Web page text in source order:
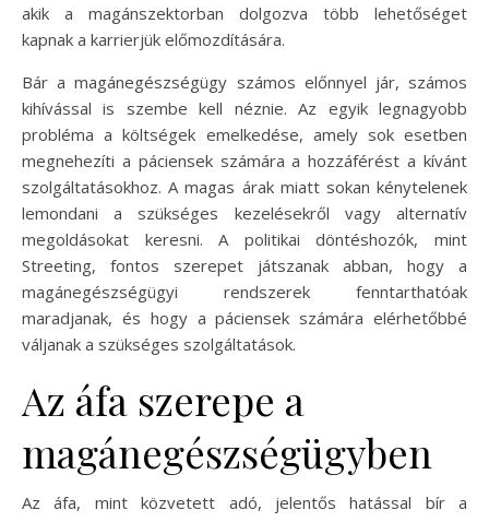
akik a magánszektorban dolgozva több lehetőséget
kapnak a karrierjük előmozdítására.
Bár a magánegészségügy számos előnnyel jár, számos
kihívással is szembe kell néznie. Az egyik legnagyobb
probléma a költségek emelkedése, amely sok esetben
megnehezíti a páciensek számára a hozzáférést a kívánt
szolgáltatásokhoz. A magas árak miatt sokan kénytelenek
lemondani a szükséges kezelésekről vagy alternatív
megoldásokat keresni. A politikai döntéshozók, mint
Streeting, fontos szerepet játszanak abban, hogy a
magánegészségügyi rendszerek fenntarthatóak
maradjanak, és hogy a páciensek számára elérhetőbbé
váljanak a szükséges szolgáltatások.
Az áfa szerepe a
magánegészségügyben
Az áfa, mint közvetett adó, jelentős hatással bír a